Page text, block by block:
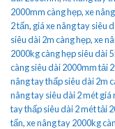
2000mm càng hẹp,xe
2 tấn, giá xe nâng tay siêu
siêu dài 2m càng hẹp,xe
2000kg càng hẹp siêu dài
càng siêu dài 2000mm tải
nâng tay thấp siêu dài 2m
nâng tay siêu dài 2 mét giá
tay thấp siêu dài 2 mét tải
tấn,xe nâng tay 2000kg